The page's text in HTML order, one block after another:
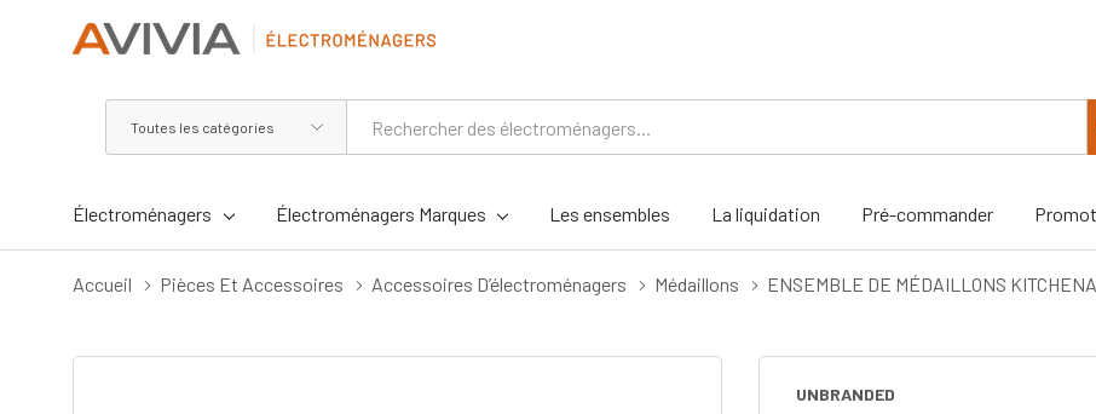
les
Électroménagers Électroménagers Marques Les ensembles La liquidation Pré-commander
Accueil Pièces Et Accessoires Accessoires D’électroménagers Médaillons ENSEMBLE DE MÉDAILLONS
UNBRANDED